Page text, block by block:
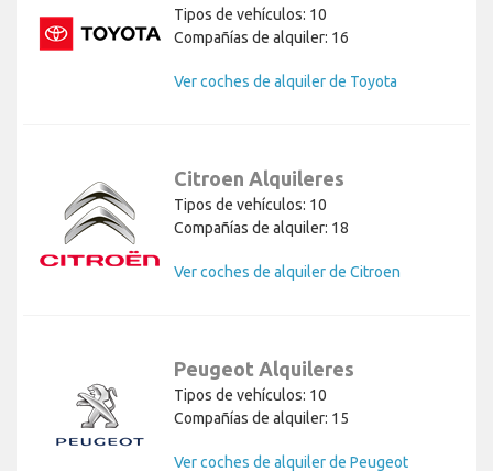
Tipos de vehículos: 10
Compañías de alquiler: 16
Ver coches de alquiler de Toyota
Citroen Alquileres
Tipos de vehículos: 10
Compañías de alquiler: 18
Ver coches de alquiler de Citroen
Peugeot Alquileres
Tipos de vehículos: 10
Compañías de alquiler: 15
Ver coches de alquiler de Peugeot